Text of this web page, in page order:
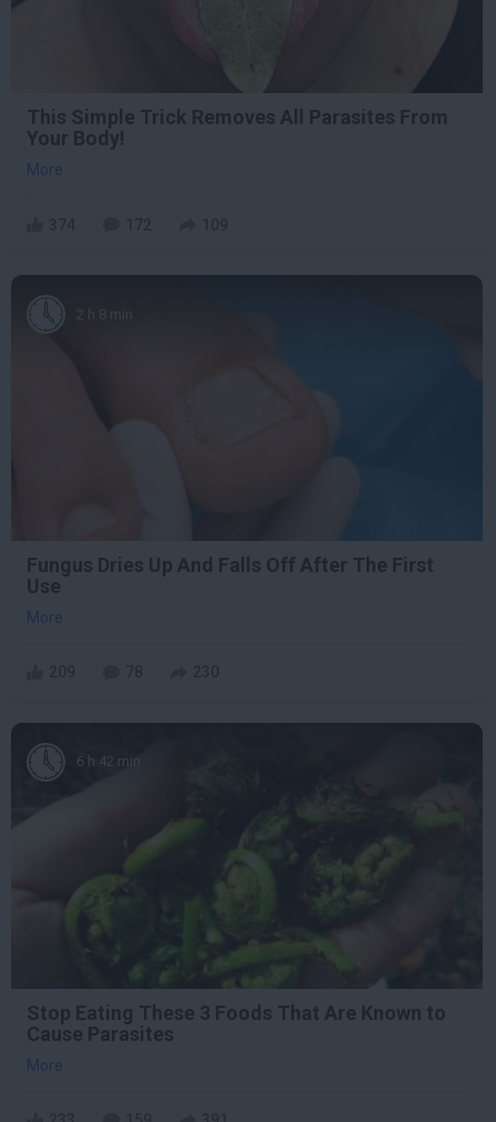
This Simple Trick Removes All Parasites From
Your Body!
More
2 h 8 min
Fungus Dries Up And Falls Off After The First
Use
More
6 h 42 min
Stop Eating These 3 Foods That Are Known to
Cause Parasites
More